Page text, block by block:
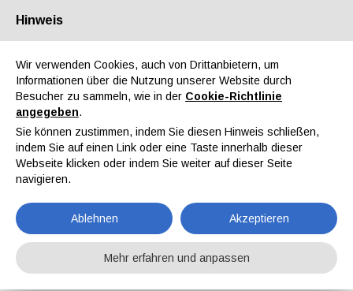
Über uns Partner Kontakt Reservierter Bereich
EN IT DE ES
Nachrichten
Home Nachrichten ALIT Technologies Will Attend PaintExpo 2024
Hinweis
Wir verwenden Cookies, auch von Drittanbietern, um
Informationen über die Nutzung unserer Website durch
Besucher zu sammeln, wie in der Cookie-Richtlinie
angegeben.
Sie können zustimmen, indem Sie diesen Hinweis schließen,
indem Sie auf einen Link oder eine Taste innerhalb dieser
Webseite klicken oder indem Sie weiter auf dieser Seite
navigieren.
Ablehnen Akzeptieren
Mehr erfahren und anpassen